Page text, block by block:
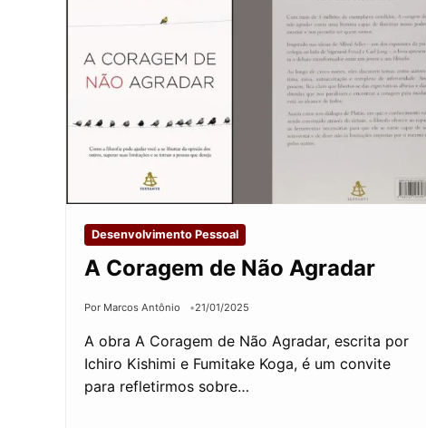
Desenvolvimento Pessoal
A Coragem de Não Agradar
Por Marcos Antônio 21/01/2025
A obra A Coragem de Não Agradar, escrita por
Ichiro Kishimi e Fumitake Koga, é um convite
para refletirmos sobre…